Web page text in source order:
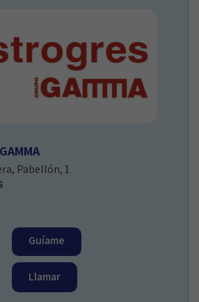
Pabellón, 1
Guíame
Llamar